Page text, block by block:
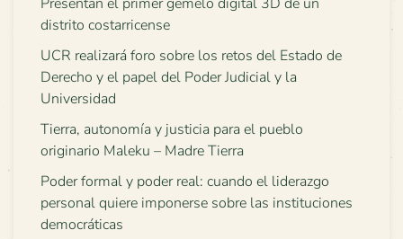
distrito costarricense
UCR realizará foro sobre los retos del Estado de
Derecho y el papel del Poder Judicial y la
Universidad
Tierra, autonomía y justicia para el pueblo
originario Maleku – Madre Tierra
Poder formal y poder real: cuando el liderazgo
personal quiere imponerse sobre las instituciones
democráticas